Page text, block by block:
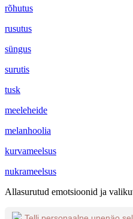
rõhutus
rusutus
süngus
surutis
tusk
meeleheide
melanhoolia
kurvameelsus
nukrameelsus
Allasurutud emotsioonid ja